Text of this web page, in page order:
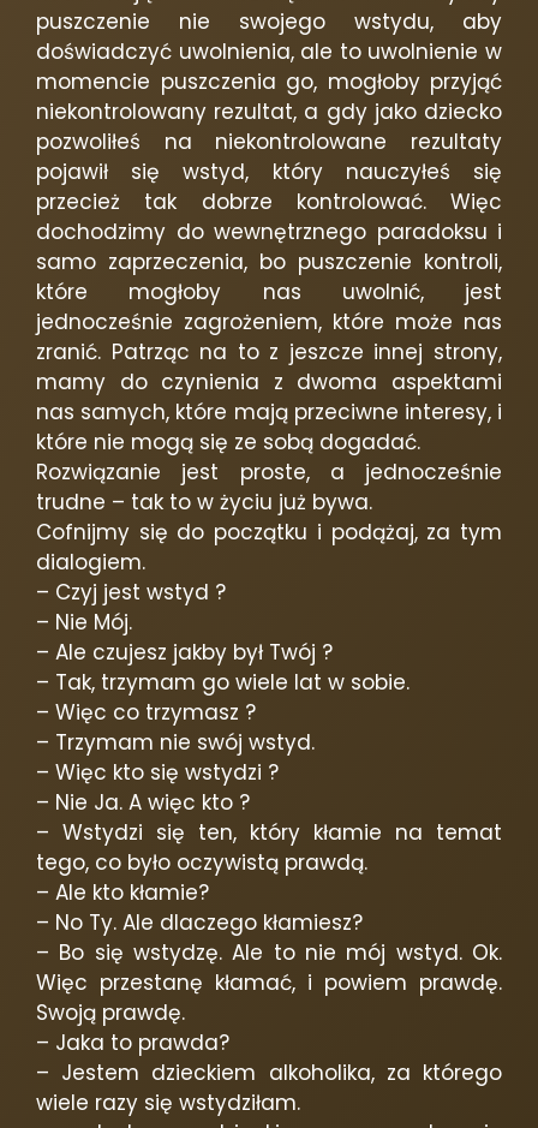
puszczenie nie swojego wstydu, aby
doświadczyć uwolnienia, ale to uwolnienie w
momencie puszczenia go, mogłoby przyjąć
niekontrolowany rezultat, a gdy jako dziecko
pozwoliłeś na niekontrolowane rezultaty
pojawił się wstyd, który nauczyłeś się
przecież tak dobrze kontrolować. Więc
dochodzimy do wewnętrznego paradoksu i
samo zaprzeczenia, bo puszczenie kontroli,
które mogłoby nas uwolnić, jest
jednocześnie zagrożeniem, które może nas
zranić. Patrząc na to z jeszcze innej strony,
mamy do czynienia z dwoma aspektami
nas samych, które mają przeciwne interesy, i
które nie mogą się ze sobą dogadać.
Rozwiązanie jest proste, a jednocześnie
trudne – tak to w życiu już bywa.
Cofnijmy się do początku i podążaj, za tym
dialogiem.
– Czyj jest wstyd ?
– Nie Mój.
– Ale czujesz jakby był Twój ?
– Tak, trzymam go wiele lat w sobie.
– Więc co trzymasz ?
– Trzymam nie swój wstyd.
– Więc kto się wstydzi ?
– Nie Ja. A więc kto ?
– Wstydzi się ten, który kłamie na temat
tego, co było oczywistą prawdą.
– Ale kto kłamie?
– No Ty. Ale dlaczego kłamiesz?
– Bo się wstydzę. Ale to nie mój wstyd. Ok.
Więc przestanę kłamać, i powiem prawdę.
Swoją prawdę.
– Jaka to prawda?
– Jestem dzieckiem alkoholika, za którego
wiele razy się wstydziłam.